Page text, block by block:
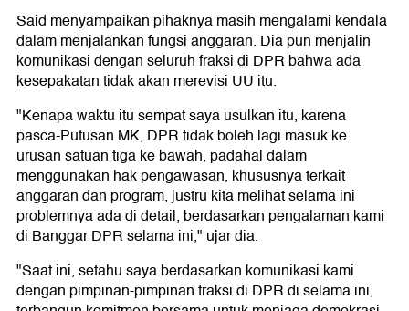
Said menyampaikan pihaknya masih mengalami kendala
dalam menjalankan fungsi anggaran. Dia pun menjalin
komunikasi dengan seluruh fraksi di DPR bahwa ada
kesepakatan tidak akan merevisi UU itu.
"Kenapa waktu itu sempat saya usulkan itu, karena
pasca-Putusan MK, DPR tidak boleh lagi masuk ke
urusan satuan tiga ke bawah, padahal dalam
menggunakan hak pengawasan, khususnya terkait
anggaran dan program, justru kita melihat selama ini
problemnya ada di detail, berdasarkan pengalaman kami
di Banggar DPR selama ini," ujar dia.
"Saat ini, setahu saya berdasarkan komunikasi kami
dengan pimpinan-pimpinan fraksi di DPR di selama ini,